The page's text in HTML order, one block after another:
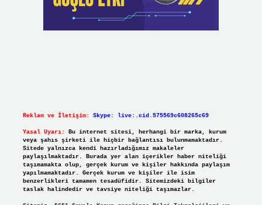
Reklam ve İletişim: Skype: live:.cid.575569c608265c69
Yasal Uyarı:
Bu internet sitesi, herhangi bir marka, kurum
veya şahıs şirketi ile hiçbir bağlantısı bulunmamaktadır.
Sitede yalnızca kendi hazırladığımız makaleler
paylaşılmaktadır. Burada yer alan içerikler haber niteliği
taşımamakta olup, gerçek kurum ve kişiler hakkında paylaşım
yapılmamaktadır. Gerçek kurum ve kişiler ile isim
benzerlikleri tamamen tesadüfidir. Sitemizdeki bilgiler
taslak halindedir ve tavsiye niteliği taşımazlar.